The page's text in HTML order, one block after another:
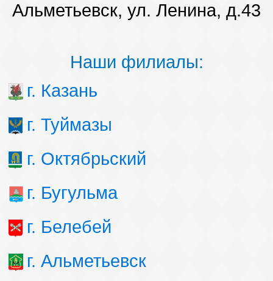
Наши победы
Видео о нас
Альметьевск, ул. Ленина, д.43
Наши филиалы:
г. Казань
г. Туймазы
г. Октябрьский
г. Бугульма
г. Белебей
г. Альметьевск